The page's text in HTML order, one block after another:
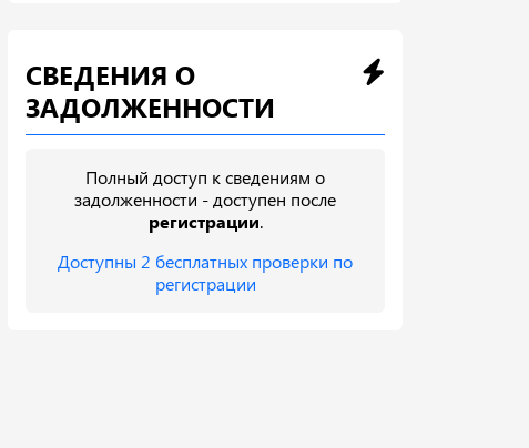
СВЕДЕНИЯ О
ЗАДОЛЖЕННОСТИ
Полный доступ к сведениям о
задолженности - доступен после
регистрации.
Доступны 2 бесплатных проверки по
регистрации